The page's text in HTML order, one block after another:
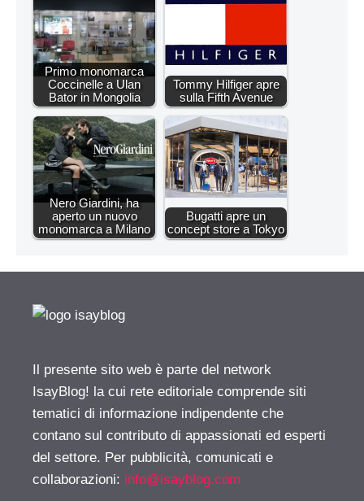
Primo monomarca
Coccinelle a Ulan
Bator in Mongolia
Tommy Hilfiger apre
sulla Fifth Avenue
Nero Giardini, ha
aperto un nuovo
monomarca a Milano
Bugatti apre un
concept store a Tokyo
Il presente sito web è parte del network
IsayBlog! la cui rete editoriale comprende siti
tematici di informazione indipendente che
contano sul contributo di appassionati ed esperti
del settore. Per pubblicità, comunicati e
collaborazioni: info@isayblog.com